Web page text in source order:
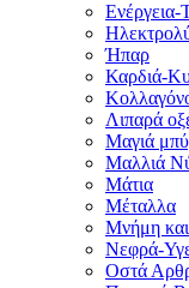
Ήπαρ
Καρδιά-
Λιπαρά
Μαγιά
Μαλλιά
Μάτια
Μέταλλα
Μνήμη και
Νεφρά-
Οστά